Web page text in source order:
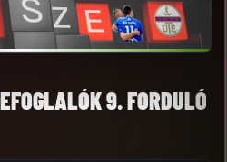
9. FORDULÓ